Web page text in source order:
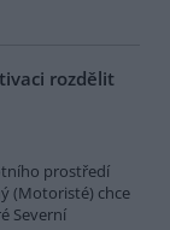
rozdělit
prostředí
(Motoristé) chce
Severní